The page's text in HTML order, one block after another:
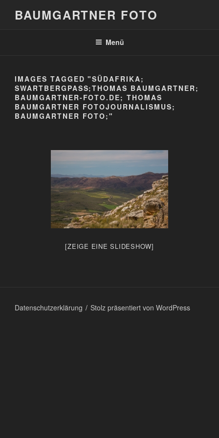
BAUMGARTNER FOTO
Menü
IMAGES TAGGED "SÜDAFRIKA;
SWARTBERGPASS;THOMAS BAUMGARTNER;
BAUMGARTNER-FOTO.DE; THOMAS
BAUMGARTNER FOTOJOURNALISMUS;
BAUMGARTNER FOTO;"
[ZEIGE EINE SLIDESHOW]
Datenschutzerklärung Stolz präsentiert von WordPress